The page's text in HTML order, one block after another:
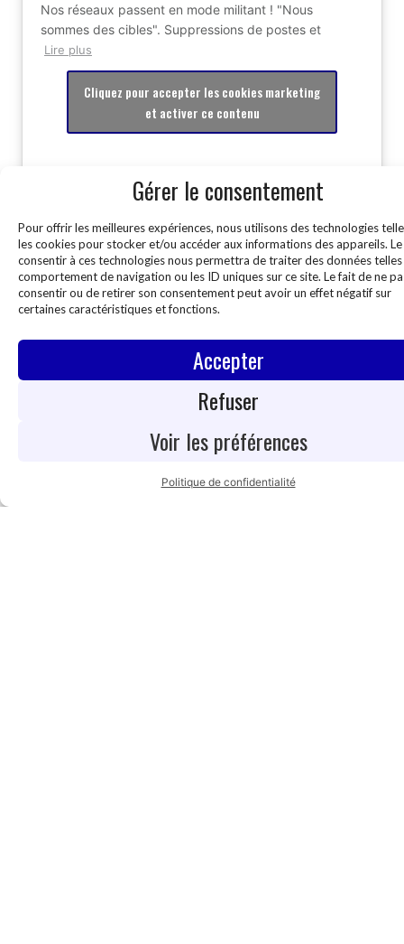
Gérer le consentement
Pour offrir les meilleures expériences, nous utilisons des technologies
les cookies pour stocker et/ou accéder aux informations des appareils.
consentir à ces technologies nous permettra de traiter des données telles
comportement de navigation ou les ID uniques sur ce site. Le fait de ne
consentir ou de retirer son consentement peut avoir un effet négatif sur
certaines caractéristiques et fonctions.
Accepter
Refuser
Voir les préférences
Politique de confidentialité
Nos réseaux passent en mode militant ! "Nous
sommes des cibles". Suppressions de postes et
Lire plus
Cliquez pour accepter les cookies marketing
et activer ce contenu
Cliquez pour accepter les cookies marketing
et activer ce contenu